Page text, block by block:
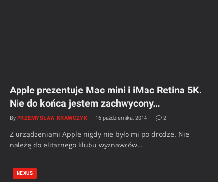
Apple prezentuje Mac mini i iMac Retina 5K.
Nie do końca jestem zachwycony…
By PRZEMYSŁAW KRAWCZYK 16 października, 2014 2
Z urządzeniami Apple nigdy nie było mi po drodze. Nie
należę do elitarnego klubu wyznawców…
NEXUS